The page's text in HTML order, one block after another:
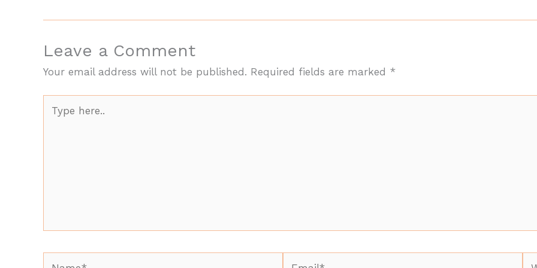
Leave a Comment
Your email address will not be published. Required fields are marked *
here..